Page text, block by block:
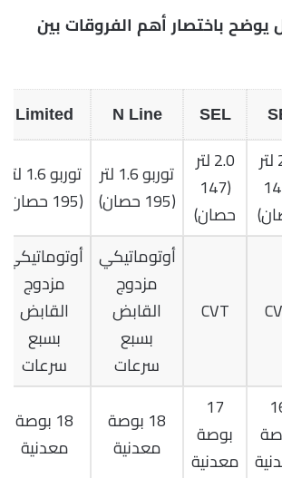
يوضح باختصار أهم الفروقات بين
SEL
N Line
Limited
2.0 لتر
2.0 لتر
(147
حصان)
توربو 1.6 لتر
(195 حصان)
توربو 1.6 لتر
(195 حصان)
CVT
أوتوماتيكي
مزدوج
القابض
بسبع
سرعات
أوتوماتيكي
مزدوج
القابض
بسبع
سرعات
17
بوصة
معدنية
18 بوصة
معدنية
18 بوصة
معدنية